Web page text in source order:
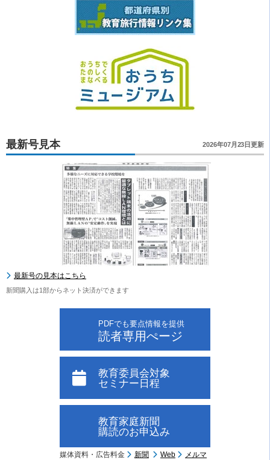
最新号見本 2026年07月23日更新
最新号の見本はこちら
新聞購入は1部からネット決済ができます
PDFでも要点情報を提供
読者専用ぺージ
教育委員会対象
セミナー日程
教育家庭新聞
購読のお申込み
媒体資料・広告料金 新聞 Web
メルマ